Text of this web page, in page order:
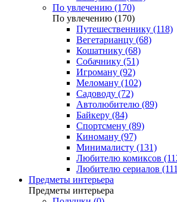
По увлечению (170)
По увлечению (170)
Путешественнику (118)
Вегетарианцу (68)
Кошатнику (68)
Собачнику (51)
Игроману (92)
Меломану (102)
Садоводу (72)
Автолюбителю (89)
Байкеру (84)
Спортсмену (89)
Киноману (97)
Минималисту (131)
Любителю комиксов
Любителю сериалов
Предметы интерьера
Предметы интерьера